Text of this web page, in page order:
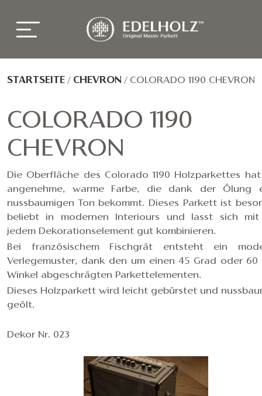
STARTSEITE / CHEVRON / COLORADO 1190 CHEVRON
COLORADO 1190
CHEVRON
Die Oberfläche des Colorado 1190 Holzparkettes
angenehme, warme Farbe, die dank der Ölung
nussbaumigen Ton bekommt. Dieses Parkett ist
beliebt in modernen Interiours und lasst sich
jedem Dekorationselement gut kombinieren.
Bei französischem Fischgrät entsteht ein
Verlegemuster, dank den um einen 45 Grad oder 60
Winkel abgeschrägten Parkettelementen.
Dieses Holzparkett wird leicht gebürstet und
geölt.
Dekor Nr. 023